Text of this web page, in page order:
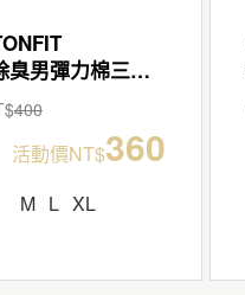
抑菌除臭男彈力棉三角褲
400
活動價NT$360
M L XL